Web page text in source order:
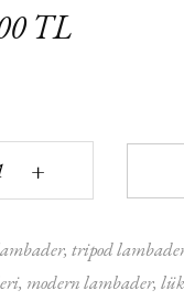
TL
+
tripod
modern lambader